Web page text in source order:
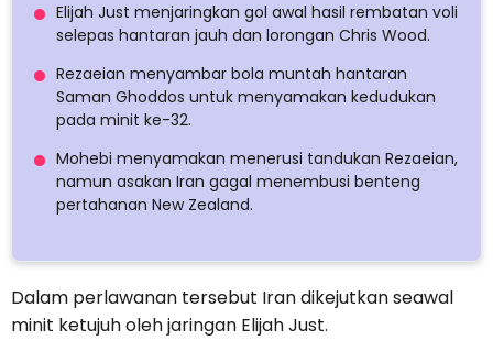
Elijah Just menjaringkan gol awal hasil rembatan voli
selepas hantaran jauh dan lorongan Chris Wood.
Rezaeian menyambar bola muntah hantaran
Saman Ghoddos untuk menyamakan kedudukan
pada minit ke-32.
Mohebi menyamakan menerusi tandukan Rezaeian,
namun asakan Iran gagal menembusi benteng
pertahanan New Zealand.
Dalam perlawanan tersebut Iran dikejutkan seawal
minit ketujuh oleh jaringan Elijah Just.